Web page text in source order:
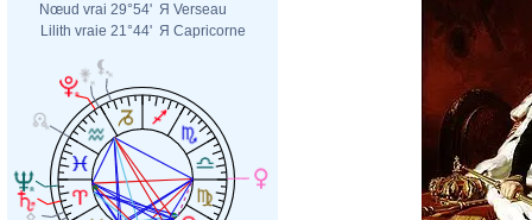
Nœud vrai 29°54' Я Verseau
Lilith vraie 21°44' Я Capricorne